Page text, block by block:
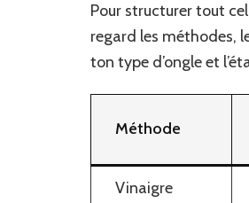
Pour structurer tout
regard les méthodes,
ton type d’ongle et
Méthode
Vinaigre